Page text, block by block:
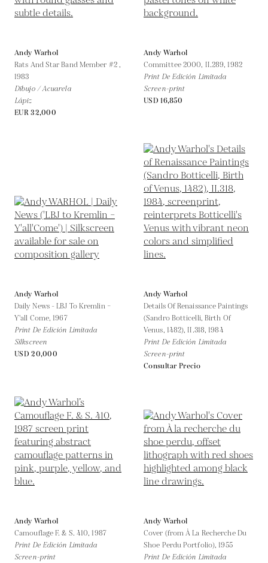
Andy Warhol
Rats And Star Band Member #2 ,
1983
Dibujo / Acuarela
Lápiz
EUR 32,000
Andy Warhol
Committee 2000, II.289,1982
Print De Edición Limitada
Screen-print
USD 16,850
Andy Warhol
Daily News - LBJ To Kremlin –
Y'all Come,1967
Print De Edición Limitada
Silkscreen
USD 20,000
Andy Warhol
Details Of Renaissance Paintings
(Sandro Botticelli, Birth Of
Venus, 1482), II.318,1984
Print De Edición Limitada
Screen-print
Consultar Precio
Andy Warhol
Camouflage F. & S. 410,1987
Print De Edición Limitada
Screen-print
Andy Warhol
Cover (from À La Recherche Du
Shoe Perdu Portfolio),1955
Print De Edición Limitada